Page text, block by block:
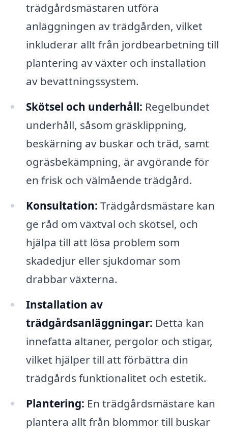
trädgårdsmästaren utföra
anläggningen av trädgården, vilket
inkluderar allt från jordbearbetning till
plantering av växter och installation
av bevattningssystem.
Skötsel och underhåll: Regelbundet
underhåll, såsom gräsklippning,
beskärning av buskar och träd, samt
ogräsbekämpning, är avgörande för
en frisk och välmående trädgård.
Konsultation: Trädgårdsmästare kan
ge råd om växtval och skötsel, och
hjälpa till att lösa problem som
skadedjur eller sjukdomar som
drabbar växterna.
Installation av
trädgårdsanläggningar: Detta kan
innefatta altaner, pergolor och stigar,
vilket hjälper till att förbättra din
trädgårds funktionalitet och estetik.
Plantering: En trädgårdsmästare kan
plantera allt från blommor till buskar